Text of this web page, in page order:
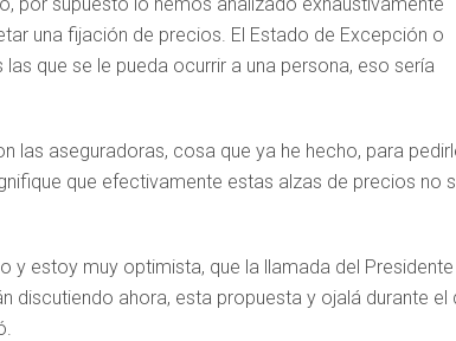
una fijación de precios. El Estado de Excepción o
que se le pueda ocurrir a una persona, eso sería
las aseguradoras, cosa que ya he hecho, para
que efectivamente estas alzas de precios no
y estoy muy optimista, que la llamada del
discutiendo ahora, esta propuesta y ojalá durante el